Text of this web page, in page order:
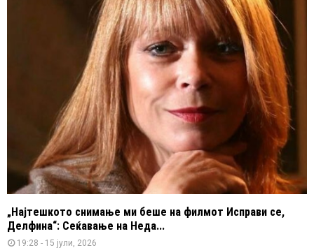
„Најтешкото снимање ми беше на филмот Исправи се,
Делфина“: Сеќавање на Неда...
19:28 - 15 јули, 2026